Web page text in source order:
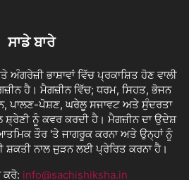
ਸਾਡੇ ਬਾਰੇ
ਅੰਗਰੇਜ਼ੀ ਭਾਸ਼ਾਵਾਂ ਵਿੱਚ ਪ੍ਰਕਾਸ਼ਿਤ ਹੋਣ ਵਾਲੀ
ਹੈ। ਮੈਗਜ਼ੀਨ ਵਿੱਚ; ਧਰਮ, ਸਿਹਤ, ਭੋਜਨ
ਪਾਲਣ-ਪੋਸ਼ਣ, ਘਰੇਲੂ ਸਜਾਵਟ ਅਤੇ ਸੁੰਦਰਤਾ
ਸ਼੍ਰੇਣੀ ਨੂੰ ਕਵਰ ਕਰਦੀ ਹੈ। ਮੈਗਜ਼ੀਨ ਦਾ ਉਦੇਸ਼
ਤੌਰ 'ਤੇ ਜਾਗਰੂਕ ਕਰਨਾ ਅਤੇ ਉਨ੍ਹਾਂ ਨੂੰ
ਨਾਲ ਜੁੜਨ ਲਈ ਪ੍ਰੇਰਿਤ ਕਰਨਾ ਹੈ।
ਕਰੋ: info@sachishiksha.in